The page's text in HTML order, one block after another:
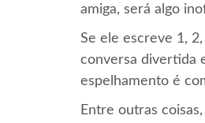
amiga, será algo
Se ele escreve 1,
conversa divertida
espelhamento é
Entre outras